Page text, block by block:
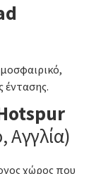
έντασης.
Αγγλία)
χώρος που